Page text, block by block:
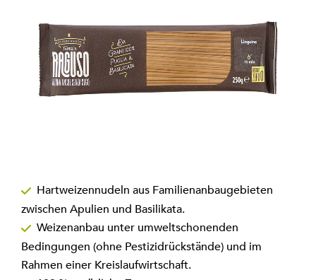
Anfang
der
Bildgalerie
springen
Hartweizennudeln aus Familienanbaugebieten
zwischen Apulien und Basilikata.
Weizenanbau unter umweltschonenden
Bedingungen (ohne Pestizidrückstände) und im
Rahmen einer Kreislaufwirtschaft.